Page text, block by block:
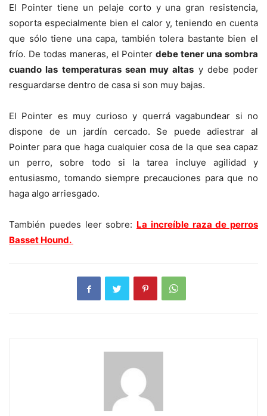
El Pointer tiene un pelaje corto y una gran resistencia,
soporta especialmente bien el calor y, teniendo en cuenta
que sólo tiene una capa, también tolera bastante bien el
frío. De todas maneras, el Pointerdebe tener una sombra
cuando las temperaturas sean muy altas y debe poder
resguardarse dentro de casa si son muy bajas.
El Pointer es muy curioso y querrá vagabundear si no
dispone de un jardín cercado. Se puede adiestrar al
Pointer para que haga cualquier cosa de la que sea capaz
un perro, sobre todo si la tarea incluye agilidad y
entusiasmo, tomando siempre precauciones para que no
haga algo arriesgado.
También puedes leer sobre: La increíble raza de perros
Basset Hound.